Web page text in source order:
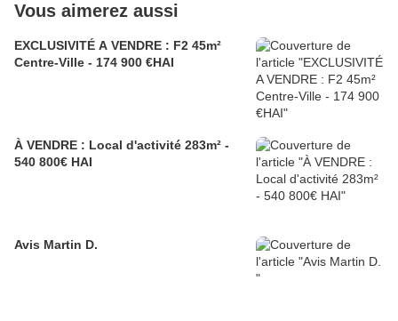
Vous aimerez aussi
EXCLUSIVITÉ A VENDRE : F2 45m²
Centre-Ville - 174 900 €HAI
À VENDRE : Local d'activité 283m² -
540 800€ HAI
Avis Martin D.